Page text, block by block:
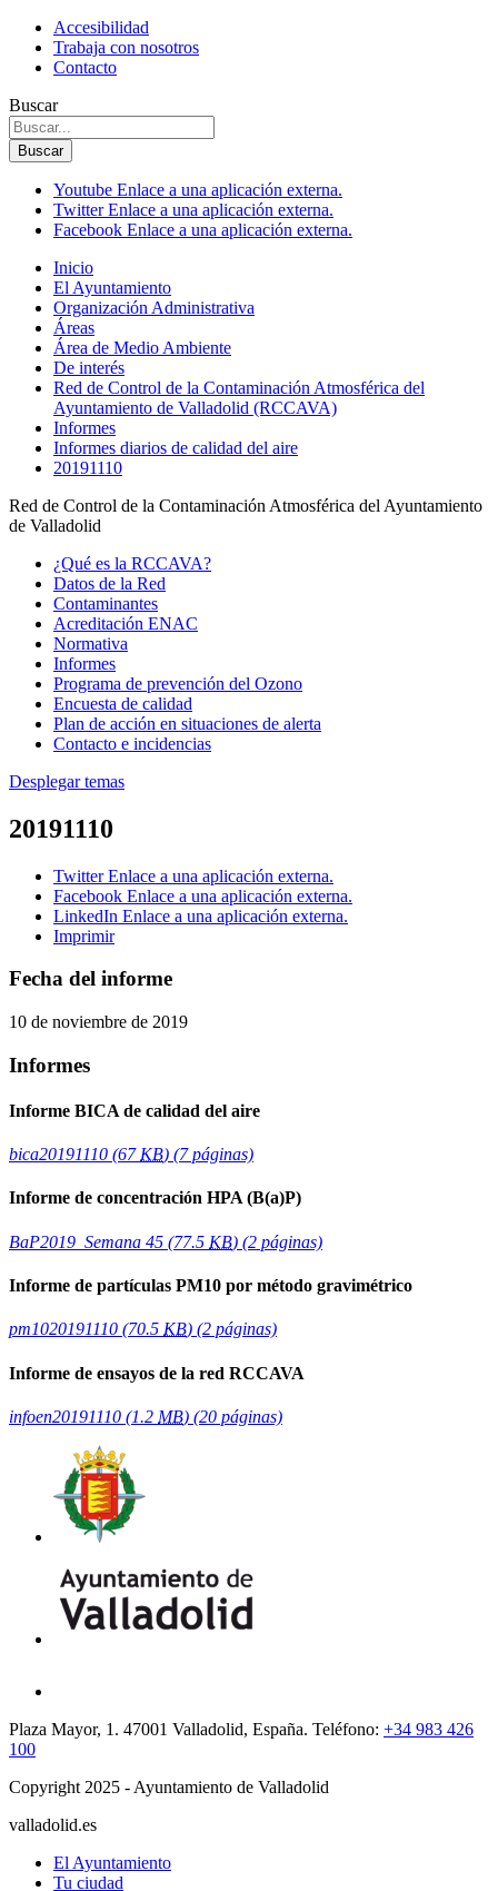
Accesibilidad
Trabaja con nosotros
Contacto
Buscar
Buscar
Youtube Enlace a una aplicación externa.
TwitterEnlace a una aplicación externa.
Facebook Enlace a una aplicación externa.
Inicio
El Ayuntamiento
Organización Administrativa
Áreas
Área de Medio Ambiente
De interés
Red de Control de la Contaminación Atmosférica del
Ayuntamiento de Valladolid (RCCAVA)
Informes
Informes diarios de calidad del aire
20191110
Red de Control de la Contaminación Atmosférica del Ayuntamiento
de Valladolid
¿Qué es la RCCAVA?
Datos de la Red
Contaminantes
Acreditación ENAC
Normativa
Informes
Programa de prevención del Ozono
Encuesta de calidad
Plan de acción en situaciones de alerta
Contacto e incidencias
Desplegar temas
20191110
Twitter Enlace a una aplicación externa.
Facebook Enlace a una aplicación externa.
LinkedIn Enlace a una aplicación externa.
Imprimir
Fecha del informe
10 de noviembre de 2019
Informes
Informe BICA de calidad del aire
bica20191110 (67 KB) (7 páginas)
Informe de concentración HPA (B(a)P)
BaP2019_Semana 45 (77.5 KB) (2 páginas)
Informe de partículas PM10 por método gravimétrico
pm1020191110 (70.5 KB) (2 páginas)
Informe de ensayos de la red RCCAVA
infoen20191110 (1.2 MB) (20 páginas)
Plaza Mayor, 1. 47001 Valladolid, España. Teléfono: +34 983 426
100
Copyright 2025 - Ayuntamiento de Valladolid
valladolid.es
El Ayuntamiento
Tu ciudad